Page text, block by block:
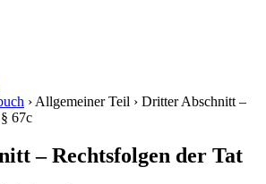
› Allgemeiner Teil › Dritter Abschnitt –
§ 67c
– Rechtsfolgen der Tat